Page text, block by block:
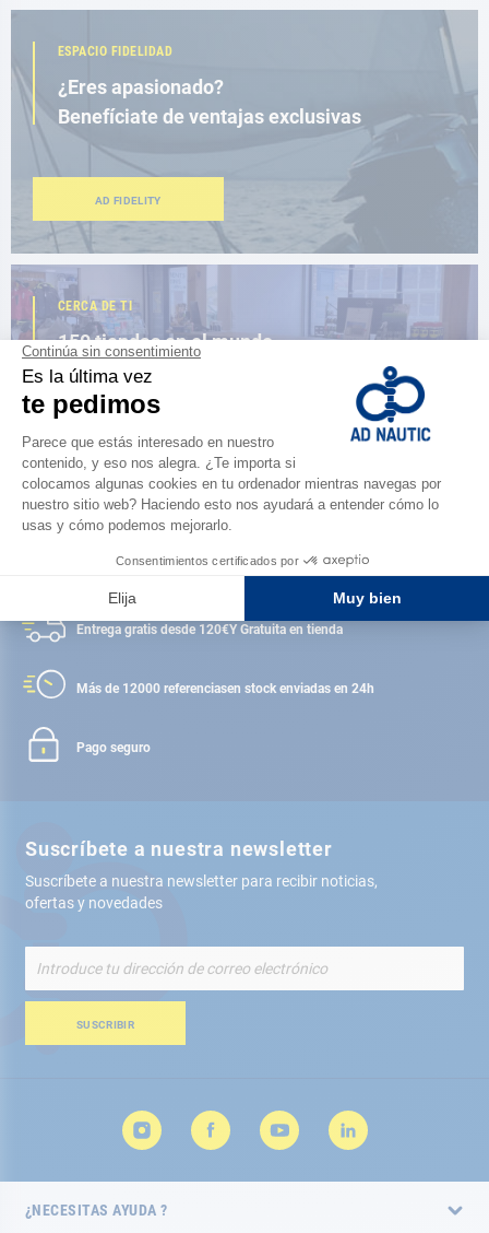
ESPACIO FIDELIDAD
¿Eres apasionado?
Benefíciate de ventajas exclusivas
AD FIDELITY
CERCA DE TI
150 tiendas en el mundo,
la fuerza de una red
ENCUENTRA UNA TIENDA
Satisfecho o reembolsado
Entrega gratis desde 120€Y Gratuita en tienda
Más de 12000 referenciasen stock enviadas en 24h
Pago seguro
Suscríbete a nuestra newsletter
Suscríbete a nuestra newsletter para recibir noticias,
ofertas y novedades
nuestro
de
SUSCRIBIR
¿NECESITAS AYUDA ?